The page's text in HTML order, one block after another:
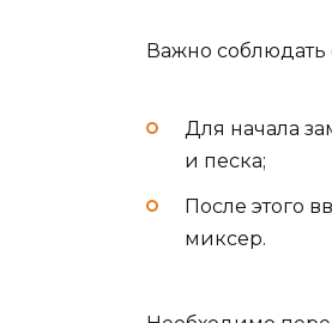
Важно соблюдать
Для начала
и песка;
После этого
миксер.